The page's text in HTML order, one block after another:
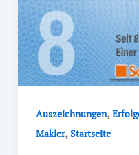
Auszeichnungen,
Makler,Startseite